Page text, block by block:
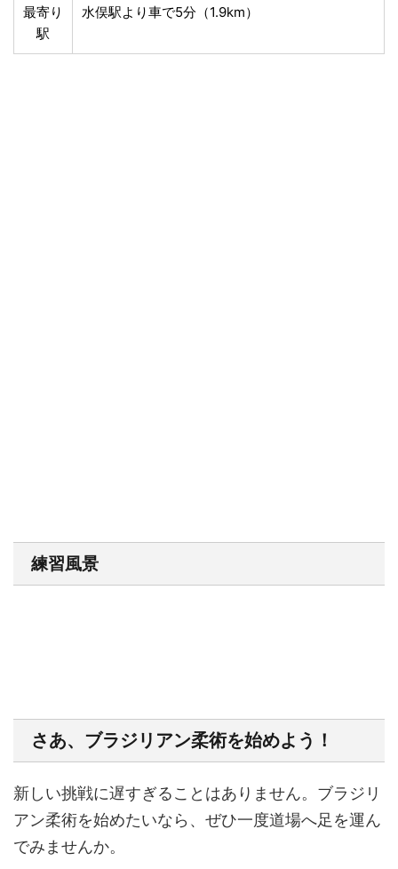
最寄り
駅
水俣駅より車で5分（1.9km）
練習風景
さあ、ブラジリアン柔術を始めよう！
新しい挑戦に遅すぎることはありません。ブラジリ
アン柔術を始めたいなら、ぜひ一度道場へ足を運ん
でみませんか。